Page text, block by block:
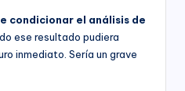
condicionar el análisis de
ese resultado pudiera
inmediato. Sería un grave